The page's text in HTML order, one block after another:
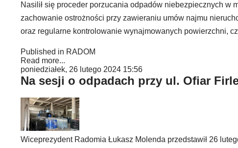
Nasilił się proceder porzucania odpadów niebezpiecznych w
zachowanie ostrożności przy zawieraniu umów najmu
oraz regularne kontrolowanie wynajmowanych powierzchni,
Published in RADOM
Read more...
poniedziałek, 26 lutego 2024 15:56
Na sesji o odpadach przy ul. Ofiar
Wiceprezydent Radomia Łukasz Molenda przedstawił 26